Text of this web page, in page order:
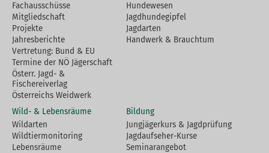
Fachausschüsse
Mitgliedschaft
Projekte
Jahresberichte
Vertretung: Bund & EU
Termine der NÖ Jägerschaft
Österr. Jagd- &
Fischereiverlag
Österreichs Weidwerk
Hundewesen
Jagdhundegipfel
Jagdarten
Handwerk & Brauchtum
Wild- & Lebensräume
Wildarten
Wildtiermonitoring
Lebensräume
Bildung
Jungjägerkurs & Jagdprüfung
Jagdaufseher-Kurse
Seminarangebot